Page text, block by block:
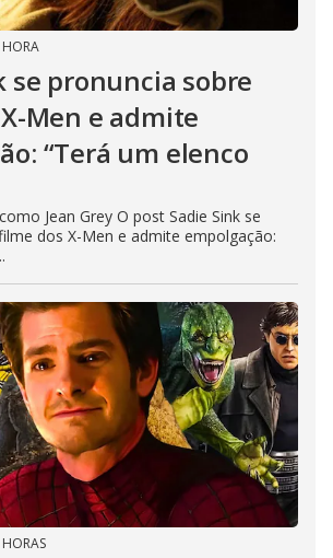
se pronuncia sobre
Men e admite
“Terá um elenco
Jean Grey O post Sadie Sink se
dos X-Men e admite empolgação: